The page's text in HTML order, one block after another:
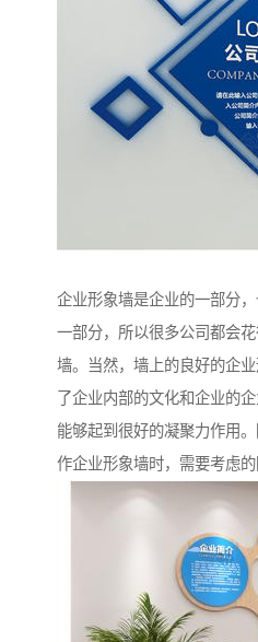
企业形象墙是企业的一部分
一部分，所以很多公司都会
墙。当然，墙上的良好的企
了企业内部的文化和企业的
能够起到很好的凝聚力作用
作企业形象墙时，需要考虑的